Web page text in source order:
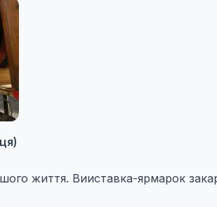
життя. Вииставка-ярмарок